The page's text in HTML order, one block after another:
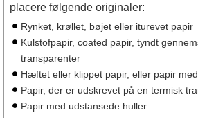
placere følgende originaler:
Rynket, krøllet, bøjet eller iturevet papir
Kulstofpapir, coated papir, tyndt
transparenter
Hæftet eller klippet papir, eller papir
Papir, der er udskrevet på en termisk
Papir med udstansede huller